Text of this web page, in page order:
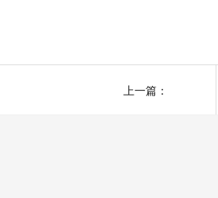
上一篇：